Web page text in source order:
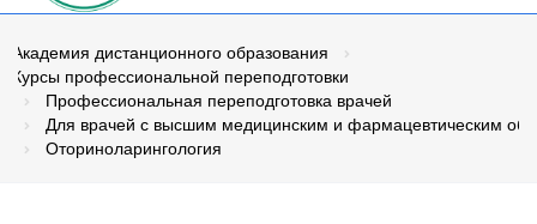
Академия дистанционного образования
Курсы профессиональной переподготовки
Профессиональная переподготовка врачей
Для врачей с высшим медицинским и фармацевтическим
Оториноларингология